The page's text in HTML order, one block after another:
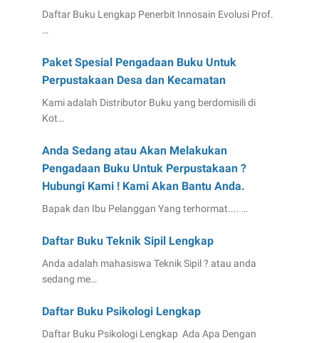
Daftar Buku Lengkap Penerbit Innosain Evolusi Prof.
…
Paket Spesial Pengadaan Buku Untuk
Perpustakaan Desa dan Kecamatan
Kami adalah Distributor Buku yang berdomisili di
Kot…
Anda Sedang atau Akan Melakukan
Pengadaan Buku Untuk Perpustakaan ?
Hubungi Kami ! Kami Akan Bantu Anda.
Bapak dan Ibu Pelanggan Yang terhormat.... …
Daftar Buku Teknik Sipil Lengkap
Anda adalah mahasiswa Teknik Sipil ? atau anda
sedang me…
Daftar Buku Psikologi Lengkap
Daftar Buku Psikologi Lengkap Ada Apa Dengan